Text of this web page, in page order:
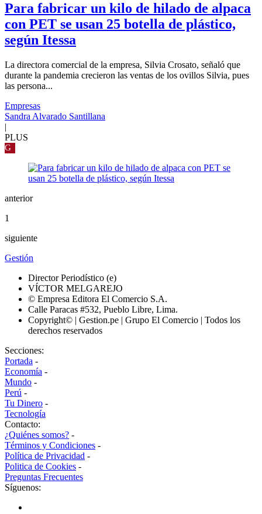
Para fabricar un kilo de hilado de alpaca
con PET se usan 25 botella de plástico,
según Itessa
La directora comercial de la empresa, Silvia Crosato, señaló que
durante la pandemia crecieron las ventas de los ovillos Silvia, pues
las persona...
Empresas
Sandra Alvarado Santillana
|
PLUS
G
anterior
1
siguiente
Gestión
Director Periodístico (e)
VÍCTOR MELGAREJO
© Empresa Editora El Comercio S.A.
Calle Paracas #532, Pueblo Libre, Lima.
Copyright© | Gestion.pe | Grupo El Comercio | Todos los
derechos reservados
Secciones:
Portada -
Economía -
Mundo -
Perú -
Tu Dinero -
Tecnología
Contacto:
¿Quiénes somos? -
Términos y Condiciones -
Política de Privacidad -
Politica de Cookies -
Preguntas Frecuentes
Síguenos: